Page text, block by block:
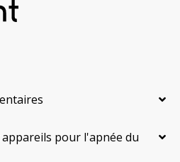
pour l'apnée du